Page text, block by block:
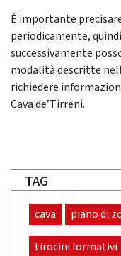
È importante
periodicamente,
successivamente
modalità descritte
richiedere
Cava de’Tirreni.
TAG
cava piano di
tirocini formativi